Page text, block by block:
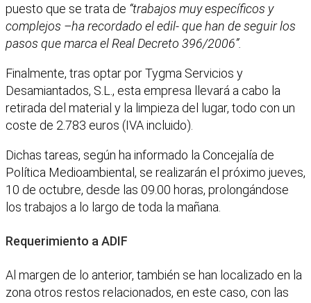
puesto que se trata de “trabajos muy específicos y
complejos –ha recordado el edil- que han de seguir los
pasos que marca el Real Decreto 396/2006”.
Finalmente, tras optar por Tygma Servicios y
Desamiantados, S.L., esta empresa llevará a cabo la
retirada del material y la limpieza del lugar, todo con un
coste de 2.783 euros (IVA incluido).
Dichas tareas, según ha informado la Concejalía de
Política Medioambiental, se realizarán el próximo jueves,
10 de octubre, desde las 09.00 horas, prolongándose
los trabajos a lo largo de toda la mañana.
Requerimiento a ADIF
Al margen de lo anterior, también se han localizado en la
zona otros restos relacionados, en este caso, con las